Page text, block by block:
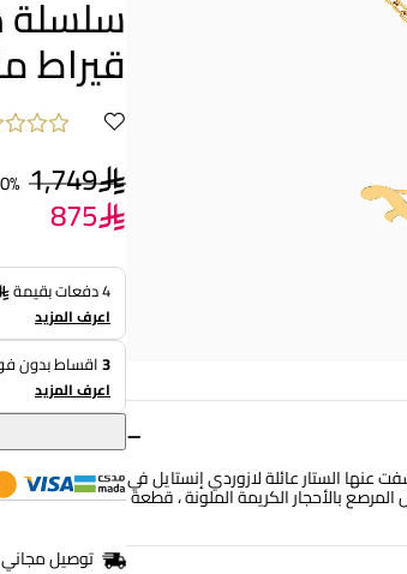
−
الستار عائلة لازوردي إنستايل في
مع النخيل المرصع بالأحجار الكريمة الملونة ، قطعة
قيراط
1,749
875
4 دفعات بقيمة
اعرف المزيد
3اقساط بدون
اعرف المزيد
توصيل مجاني